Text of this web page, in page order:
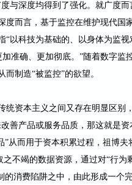
与深度均得到了强化。就广度而
度而言，基于监控在维护现代国
以科技为基础的、以身体为监
准确、更加彻底。”随着数字监
制造“被监控”的欲望。
资本主义之间又存在明显区别
善产品或服务品质，那这就是
从而用于资本积累过程，祖博夫
不竭的数据资源，通过对“行为
消费陷阱之中，由此形成一个